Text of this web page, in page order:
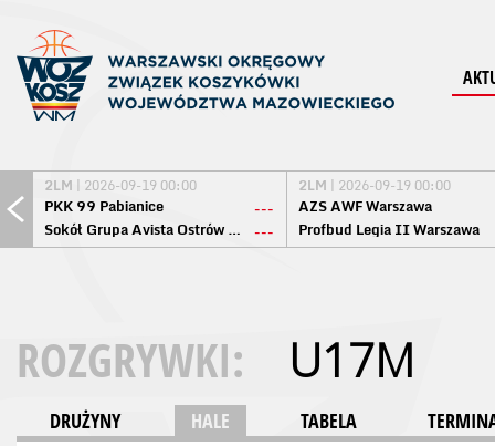
2LM | 2026-09-19 00:00
PKK 99 Pabianice
---
Sokół Grupa Avista Ostrów Maz. ---
2LM | 2026-09-19 00:00
AZS AWF Warszawa
Profbud Legia II Warszawa
ROZGRYWKI: U17M
DRUŻYNY HALE TABELA